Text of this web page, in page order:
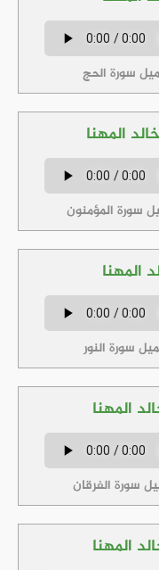
سورة الحج
المهنا
سورة المؤمنون
المهنا
سورة النور
المهنا
سورة الفرقان
المهنا